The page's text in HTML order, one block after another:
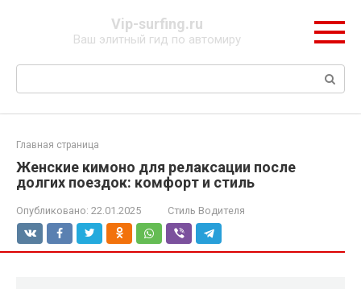
Vip-surfing.ru
Ваш элитный гид по автомиру
Поиск:
Главная страница
Женские кимоно для релаксации после
долгих поездок: комфорт и стиль
Опубликовано: 22.01.2025 Стиль Водителя